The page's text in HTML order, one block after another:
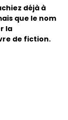
déjà à
que le nom
la
de fiction.